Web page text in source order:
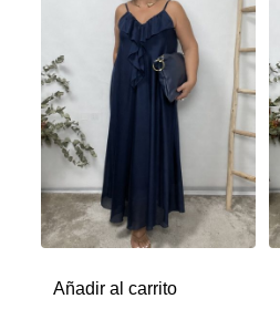
Añadir al carrito